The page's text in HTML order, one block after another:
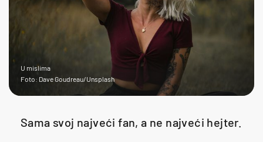
U mislima
Foto: Dave Goudreau/Unsplash
Sama svoj najveći fan, a ne najveći hejter.